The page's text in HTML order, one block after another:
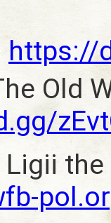
https://
Old